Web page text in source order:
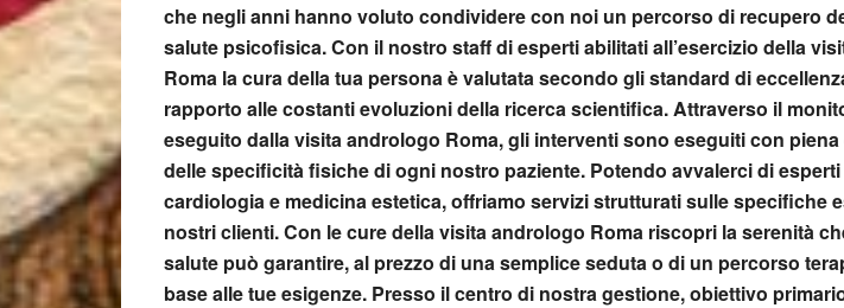
che negli anni hanno voluto condividere con noi un percorso di recupero
salute psicofisica. Con il nostro staff di esperti abilitati all’esercizio della
Roma la cura della tua persona è valutata secondo gli standard di
rapporto alle costanti evoluzioni della ricerca scientifica. Attraverso il
eseguito dallavisita andrologo Roma, gli interventi sono eseguiti con
delle specificità fisiche di ogni nostro paziente. Potendo avvalerci di
cardiologia e medicina estetica, offriamo servizi strutturati sulle specifiche
nostri clienti. Con le cure dellavisita andrologo Roma riscopri la serenità
salute può garantire, al prezzo di una semplice seduta o di un percorso
base alle tue esigenze. Presso il centro di nostra gestione, obiettivo